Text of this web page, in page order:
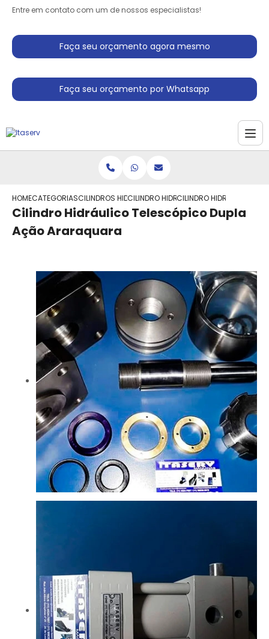
Entre em contato com um de nossos especialistas!
Faça seu orçamento agora mesmo
Faça seu orçamento por Whatsapp
HOMECATEGORIASCILINDROS HIDRAULICOCILINDRO HIDRAULICO PARA PRENSA
CILINDRO HIDRAULICO
Cilindro Hidráulico Telescópico Dupla
Ação Araraquara